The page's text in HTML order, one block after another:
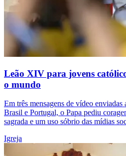
Leão XIV para jovens
o mundo
Em três mensagens de vídeo
Brasil e Portugal, o Papa pediu
sagrada e um uso sóbrio das mídias
Igreja